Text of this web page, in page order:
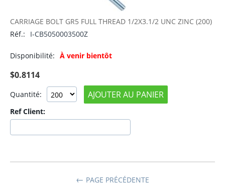
CARRIAGE BOLT GR5 FULL THREAD 1/2X3.1/2 UNC ZINC (200)
Réf.:
I-CB5050003500Z
Disponibilité: À venir bientôt
$0.8114
Quantité: AJOUTER AU PANIER
Ref Client:
PAGE PRÉCÉDENTE